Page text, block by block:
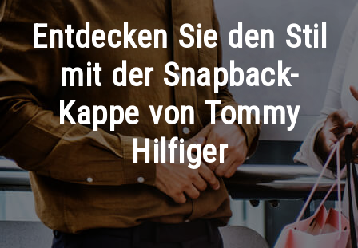
Entdecken Sie den Stil
mit der Snapback-
Kappe von Tommy
Hilfiger